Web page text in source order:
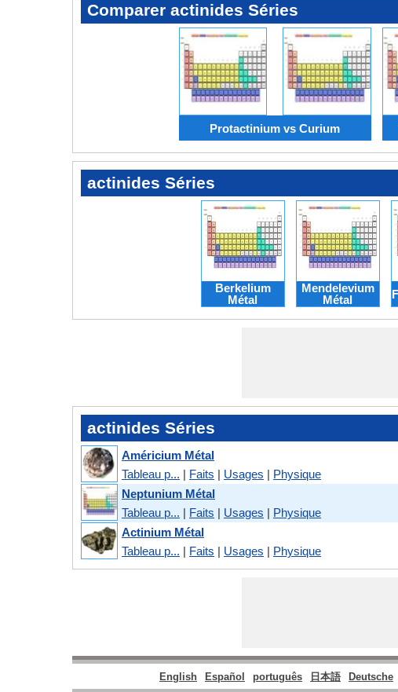
Comparer actinides Séries
Protactinium vs Curium
actinides Séries
Berkelium
Métal
Mendelevium
Métal
actinides Séries
Américium Métal
Tableau p... | Faits | Usages | Physique
Neptunium Métal
Tableau p... | Faits | Usages | Physique
Actinium Métal
Tableau p... | Faits | Usages | Physique
English Español português 日本語 Deutsche